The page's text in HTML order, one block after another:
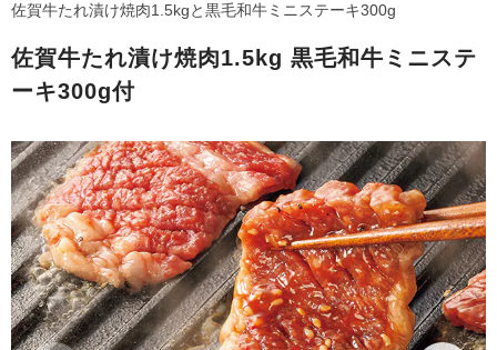
佐賀牛たれ漬け焼肉1.5kgと黒毛和牛ミニステーキ300g
佐賀牛たれ漬け焼肉1.5kg 黒毛和牛ミニステ
ーキ300g付